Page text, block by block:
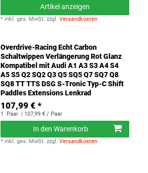
Artikel anzeigen
* inkl. ges. MwSt. zzgl.Versandkosten
Overdrive-Racing Echt Carbon
Schaltwippen Verlängerung Rot Glanz
Kompatibel mit Audi A1 A3 S3 A4 S4
A5 S5 Q2 SQ2 Q3 Q5 SQ5 Q7 SQ7 Q8
SQ8 TT TTS DSG S-Tronic Typ-C Shift
Paddles Extensions Lenkrad
107,99 € *
1 Paar | 107,99 € / Paar
In den Warenkorb
* inkl. ges. MwSt. zzgl.Versandkosten